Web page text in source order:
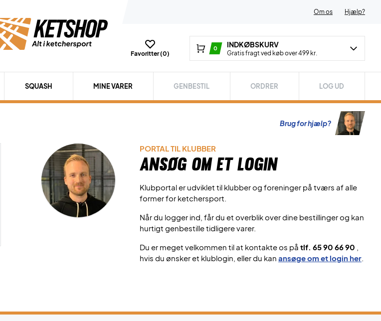
Om os Hjælp?
Favoritter (0)
0 INDKØBSKURV
Gratis fragt ved køb over 499 kr.
SQUASH MINE VARER GENBESTIL ORDRER LOG UD
Brug for hjælp?
PORTAL TIL KLUBBER
Ansøg om et login
Klubportal er udviklet til klubber og foreninger på tværs af alle
former for ketchersport.
Når du logger ind, får du et overblik over dine bestillinger og kan
hurtigt genbestille tidligere varer.
Du er meget velkommen til at kontakte os på tlf. 65 90 66 90
hvis du ønsker et klublogin, eller du kan ansøge om et login her